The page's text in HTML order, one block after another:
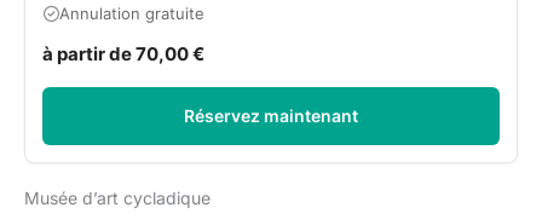
Annulation gratuite
à partir de 70,00 €
Réservez maintenant
Musée d’art cycladique